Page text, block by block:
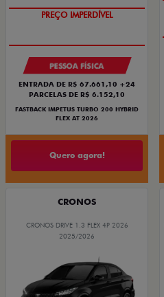
PREÇO IMPERDÍVEL
PESSOA FÍSICA
ENTRADA DE R$ 67.661,10 +24
PARCELAS DE R$ 6.152,10
FASTBACK IMPETUS TURBO 200 HYBRID
FLEX AT 2026
Quero agora!
CRONOS
CRONOS DRIVE 1.3 FLEX 4P 2026
2025/2026